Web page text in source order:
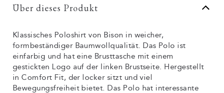
Über dieses Produkt
Klassisches Poloshirt von Bison in weicher,
formbeständiger Baumwollqualität. Das Polo ist
einfarbig und hat eine Brusttasche mit einem
gestickten Logo auf der linken Brustseite. Hergestellt
in Comfort Fit, der locker sitzt und viel
Bewegungsfreiheit bietet. Das Polo hat interessante